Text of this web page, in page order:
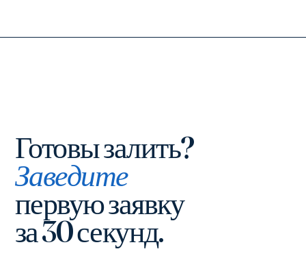
Готовы залить?
Заведите
первую заявку
за 30 секунд.